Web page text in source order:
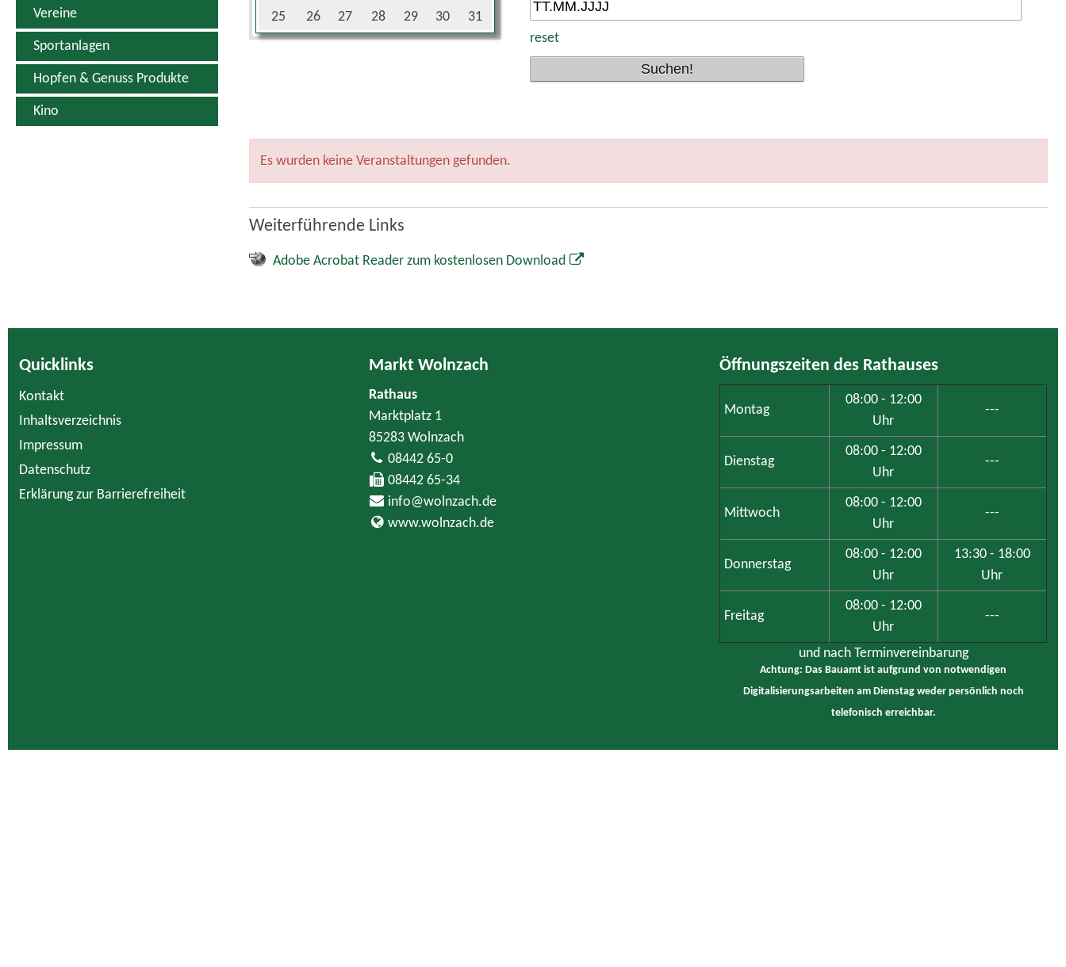
Vereine
Sportanlagen
Hopfen & Genuss Produkte
Kino
25
26 27 28 29 30 31
reset
Es wurden keine Veranstaltungen gefunden.
Weiterführende Links
Adobe Acrobat Reader zum kostenlosen Download
Quicklinks
Kontakt
Inhaltsverzeichnis
Impressum
Datenschutz
Erklärung zur Barrierefreiheit
Markt Wolnzach
Rathaus
Marktplatz 1
85283 Wolnzach
08442 65-0
08442 65-34
info@wolnzach.de
www.wolnzach.de
Öffnungszeiten des Rathauses
Montag
08:00 - 12:00
Uhr
---
Dienstag
08:00 - 12:00
Uhr
---
Mittwoch
08:00 - 12:00
Uhr
---
Donnerstag
08:00 - 12:00
Uhr
13:30 - 18:00
Uhr
Freitag
08:00 - 12:00
Uhr
---
und nach Terminvereinbarung
Achtung: Das Bauamt ist aufgrund von notwendigen
Digitalisierungsarbeiten am Dienstag weder persönlich noch
telefonisch erreichbar.